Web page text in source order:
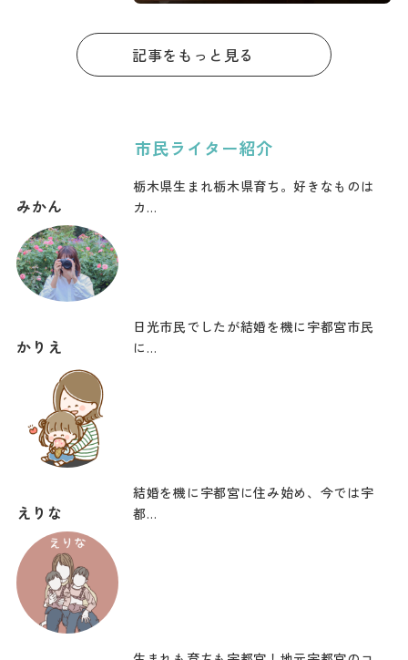
記事をもっと見る
市民ライター紹介
みかん
栃木県生まれ栃木県育ち。好きなものは
カ…
かりえ
日光市民でしたが結婚を機に宇都宮市民
に…
えりな
結婚を機に宇都宮に住み始め、今では宇
都…